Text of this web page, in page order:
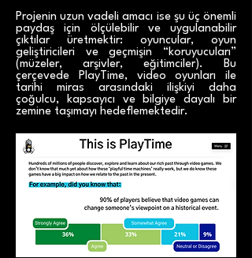
Projenin uzun vadeli amacı ise şu üç önemli
paydaş için ölçülebilir ve uygulanabilir
çıktılar üretmektir: oyuncular, oyun
geliştiricileri ve geçmişin “koruyucuları”
(müzeler, arşivler, eğitimciler). Bu
çerçevede PlayTime, video oyunları ile
tarihi miras arasındaki ilişkiyi daha
çoğulcu, kapsayıcı ve bilgiye dayalı bir
zemine taşımayı hedeflemektedir.